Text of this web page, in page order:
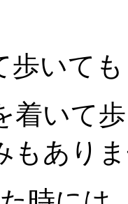
歩いて
着いて
もあり